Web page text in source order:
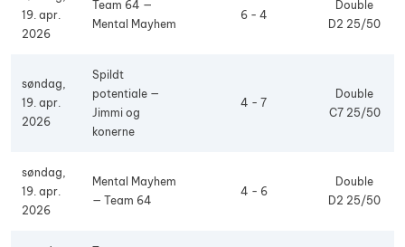
19. apr.
2026
Team 64 —
Mental Mayhem
6 - 4
Double
D2 25/50
søndag,
19. apr.
2026
Spildt
potentiale —
Jimmi og
konerne
4 - 7
Double
C7 25/50
søndag,
19. apr.
2026
Mental Mayhem
— Team 64
4 - 6
Double
D2 25/50